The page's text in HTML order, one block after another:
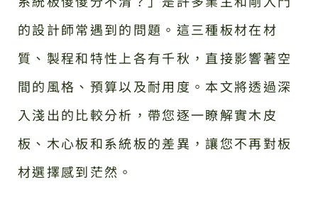
的設計師常遇到的問題。這三種板材在材
質、製程和特性上各有千秋，直接影響著空
間的風格、預算以及耐用度。本文將透過深
入淺出的比較分析，帶您逐一瞭解實木皮
板、木心板和系統板的差異，讓您不再對板
材選擇感到茫然。